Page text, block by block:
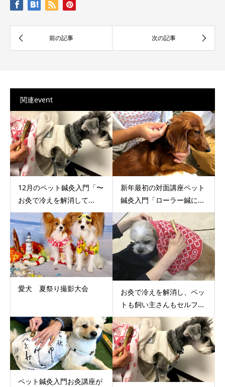
関連event
12月のペット鍼灸入門「〜
お灸で冷えを解消して...
新年最初の対面講座ペット
鍼灸入門「ローラー鍼に...
愛犬 夏祭り撮影大会
お灸で冷えを解消し、ペッ
トも飼い主さんもセルフ...
ペット鍼灸入門お灸講座が